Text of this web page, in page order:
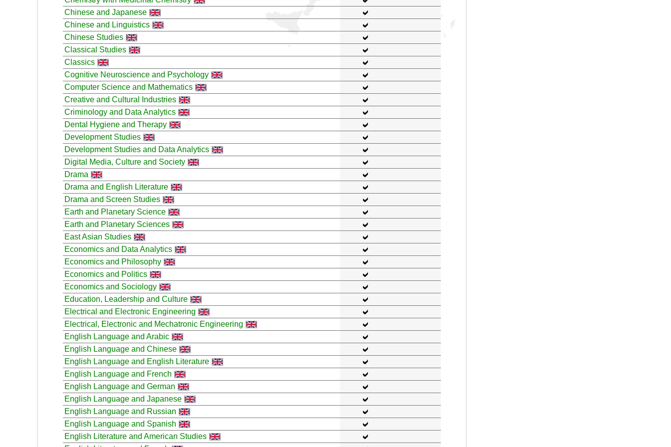
Chinese and Japanese
Chinese and Linguistics
Chinese Studies
Classical Studies
Classics
Cognitive Neuroscience and Psychology
Computer Science and Mathematics
Creative and Cultural Industries
Criminology and Data Analytics
Dental Hygiene and Therapy
Development Studies
Development Studies and Data Analytics
Digital Media, Culture and Society
Drama
Drama and English Literature
Drama and Screen Studies
Earth and Planetary Science
Earth and Planetary Sciences
East Asian Studies
Economics and Data Analytics
Economics and Philosophy
Economics and Politics
Economics and Sociology
Education, Leadership and Culture
Electrical and Electronic Engineering
Electrical, Electronic and Mechatronic Engineering
English Language and Arabic
English Language and Chinese
English Language and English Literature
English Language and French
English Language and German
English Language and Japanese
English Language and Russian
English Language and Spanish
English Literature and American Studies